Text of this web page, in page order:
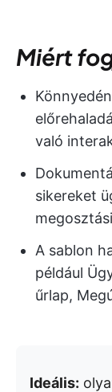
Miért
való
sikereket
A sablon
például
űrlap,
Ideális: